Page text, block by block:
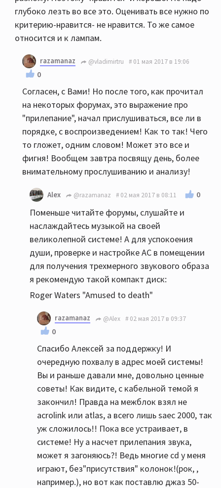
глубоко лезть во все это. Оценивать все нужно по
критерию-нравится- не нравится. То же самое
относится и к лампам.
razamanaz @vladimirtru 01 мая 2017 в 19:06
0
Согласен, с Вами! Но после того, как прочитал
на некоторых форумах, это выражение про
"прилепание", начал прислушиваться, все ли в
порядке, с воспроизведением! Как то так! Чего
то гложет, одним словом! Может это все и
фигня! Вообщем завтра посвящу день, более
внимательному прослушиванию и анализу!
Alex @razamanaz 02 мая 2017 в 08:11 0
Поменьше читайте форумы, слушайте и
наслаждайтесь музыкой на своей
великолепной системе! А для успокоения
души, проверке и настройке АС в помещении
для получения трехмерного звукового образа
я рекомендую такой компакт диск:
Roger Waters "Amused to death"
razamanaz @Alex 02 мая 2017 в 09:37
0
Спасибо Алексей за поддержку! И
очередную похвалу в адрес моей системы!
Вы и раньше давали мне, довольно ценные
советы! Как видите, с кабельной темой я
закончил! Правда на межблок взял не
acrolink или atlas, а всего лишь saec 2000, так
уж сложилось!! Пока все устраивает, в
системе! Ну а насчет прилепания звука,
может я загоняюсь?! Ведь многие cd у меня
играют, без"присутствия" колонок!(рок, ,
например.), но вот как поставлю джаз 50-